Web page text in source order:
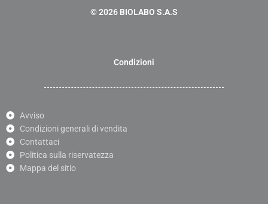
© 2026 BIOLABO S.A.S
Condizioni
Avviso
Condizioni generali di vendita
Contattaci
Politica sulla riservatezza
Mappa del sitio